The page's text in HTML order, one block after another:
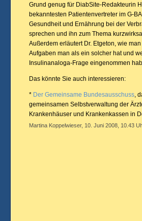
Grund genug für DiabSite-Redakteurin
bekanntesten Patientenvertreter im G-
Gesundheit und Ernährung bei der
sprechen und ihn zum Thema
Außerdem erläutert Dr. Etgeton, wie
Aufgaben man als ein solcher hat und
Insulinanaloga-Frage eingenommen
Das könnte Sie auch interessieren:
* Der Gemeinsame Bundesausschuss,
gemeinsamen Selbstverwaltung der
Krankenhäuser und Krankenkassen in
Martina Koppelwieser, 10. Juni 2008, 10.43